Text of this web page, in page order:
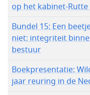
op het kabinet-
Bundel 15: Een
niet: integriteit
bestuur
Boekpresentatie:
jaar reuring in de